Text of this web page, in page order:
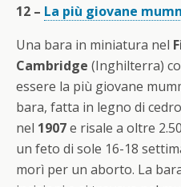
12 – La più giovane
Una bara in miniatura nel
Cambridge (Inghilterra)
essere la più giovane
bara, fatta in legno di
nel 1907e risale a oltre
un feto di sole 16-18
morì per un aborto. La